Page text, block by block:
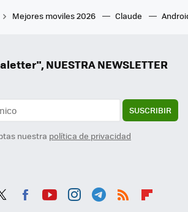
Mejores moviles 2026 Claude
NUESTRA NEWSLETTER
SUSCRIBIR
nuestra política de privacidad